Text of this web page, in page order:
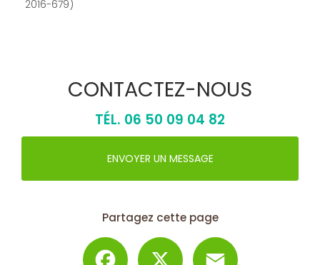
2016-679)
CONTACTEZ-NOUS
TÉL. 06 50 09 04 82
ENVOYER UN MESSAGE
Partagez cette page
Facebook